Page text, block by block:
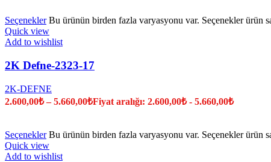
Seçenekler Bu ürünün birden fazla varyasyonu var. Seçenekler ürün
Quick view
Add to wishlist
2K Defne-2323-17
2K-DEFNE
2.600,00₺ –5.660,00₺Fiyat aralığı: 2.600,00₺ - 5.660,00₺
Seçenekler Bu ürünün birden fazla varyasyonu var. Seçenekler ürün
Quick view
Add to wishlist